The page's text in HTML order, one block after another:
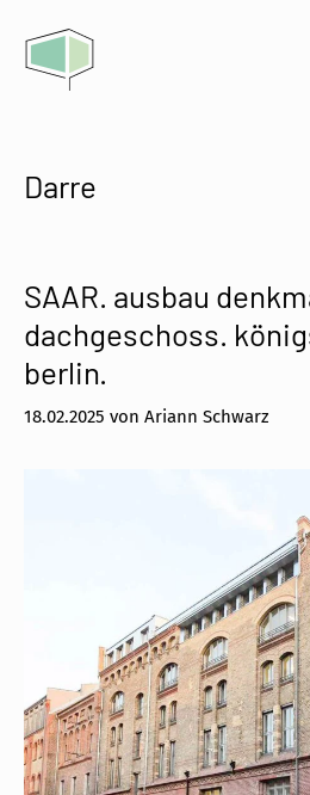
Inhalt
springen
Darre
SAAR. ausbau
dachgeschoss.
berlin.
18.02.2025 von Ariann Schwarz